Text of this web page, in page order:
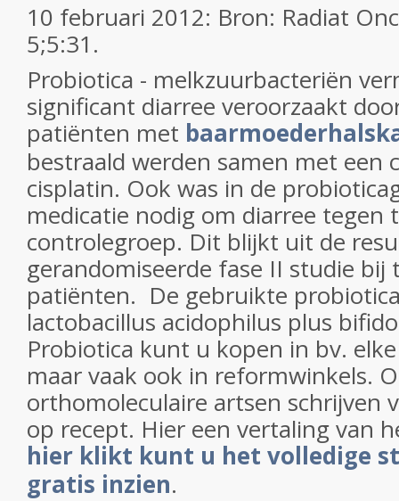
10 februari 2012: Bron: Radiat
5;5:31.
Probiotica - melkzuurbacteriën
significant diarree veroorzaakt
patiënten met
bestraald werden samen met een
cisplatin. Ook was in de
medicatie nodig om diarree tegen
controlegroep. Dit blijkt uit de
gerandomiseerde fase II studie bij
patiënten. De gebruikte
lactobacillus acidophilus plus
Probiotica kunt u kopen in bv.
maar vaak ook in reformwinkels.
orthomoleculaire artsen schrijven
op recept. Hier een vertaling van
hier klikt kunt u het volledige
gratis inzien.